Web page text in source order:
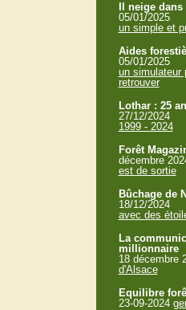
Il neige
05/01/2025
un simple et
Aides
05/01/2025
un simulateur
retrouver
Lothar : 25
27/12/2024
1999 - 2024
Forêt
décembre
est de sortie
Bûchage de
18/12/2024
avec des
La
millionnaire
18 décembre
d'Alsace
Equilibre
23-09-2024